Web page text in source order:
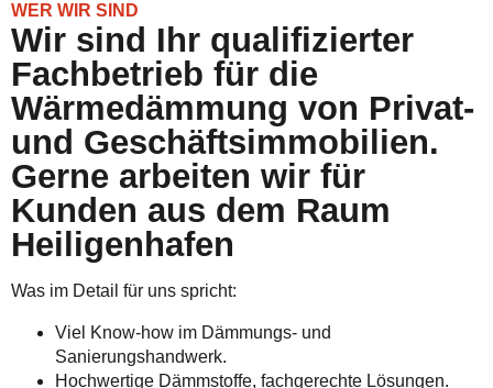
WER WIR SIND
Wir sind Ihr qualifizierter
Fachbetrieb für die
Wärmedämmung von Privat-
und Geschäftsimmobilien.
Gerne arbeiten wir für
Kunden aus dem Raum
Heiligenhafen
Was im Detail für uns spricht:
Viel Know-how im Dämmungs- und
Sanierungshandwerk.
Hochwertige Dämmstoffe, fachgerechte Lösungen.